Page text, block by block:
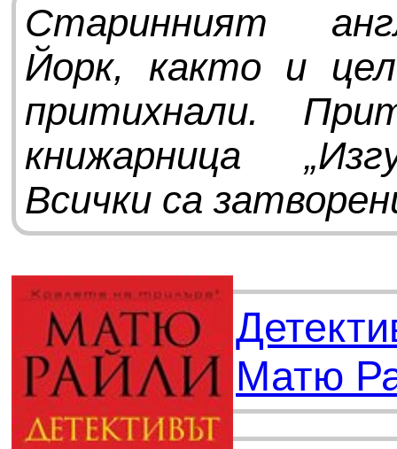
Старинният
Йорк, както и
притихнали.
книжарница
Всички са
Матю